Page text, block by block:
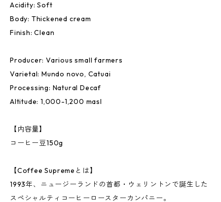
Acidity: Soft
Body: Thickened cream
Finish: Clean
Producer: Various small farmers
Varietal: Mundo novo, Catuai
Processing: Natural Decaf
Altitude: 1,000-1,200 masl
【内容量】
コーヒー豆150g
【Coffee Supremeとは】
1993年、ニュージーランドの首都・ウェリントンで誕生した
スペシャルティコーヒーロースターカンパニー。